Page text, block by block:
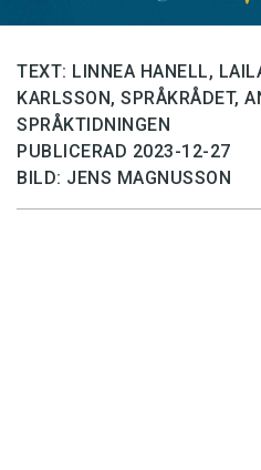
Press
TEXT: LINNEA HANELL,
KARLSSON, SPRÅKRÅDET,
SPRÅKTIDNINGEN
PUBLICERAD 2023-12-27
BILD: JENS MAGNUSSON